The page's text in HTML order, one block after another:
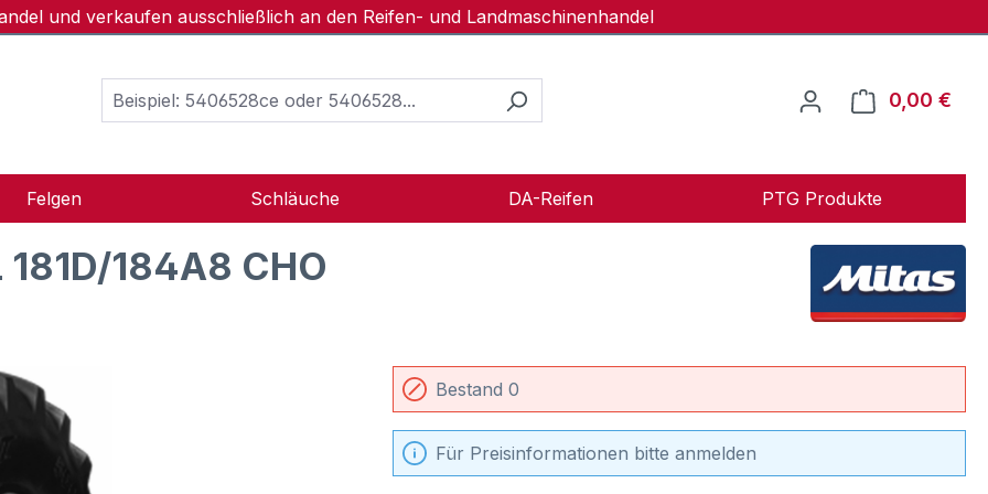
und verkaufen ausschließlich an den Reifen- und Landmaschinenhandel
0,00 €
Felgen Schläuche DA-Reifen PTG Produkte
184A8 CHO
Bestand 0
Für Preisinformationen bitte anmelden